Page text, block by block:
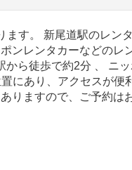
ます。 新尾道駅のレン
ンレンタカーなどのレ
から徒歩で約2分 、 ニ
にあり、アクセスが便
りますので、ご予約は